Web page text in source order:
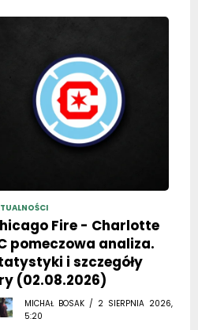
Fire - Charlotte
pomeczowa analiza.
i szczegóły
(02.08.2026)
MICHAŁ BOSAK / 2 SIERPNIA 2026,
5:20